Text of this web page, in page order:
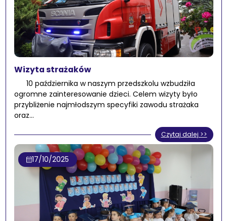
Wizyta strażaków
10 października w naszym przedszkolu wzbudziła
ogromne zainteresowanie dzieci. Celem wizyty było
przybliżenie najmłodszym specyfiki zawodu strażaka
oraz…
Czytaj dalej >>
17/10/2025